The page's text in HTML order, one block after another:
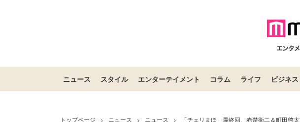
ニュース スタイル エンターテイメント コラム ライフ ビジネス
トップページ > ニュース > ニュース >
「チェリまほ」最終回、赤楚衛二＆町田啓